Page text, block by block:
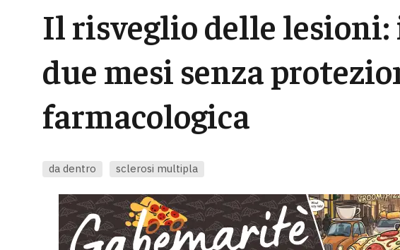
Il risveglio delle lesioni:
due mesi senza
farmacologica
da dentro sclerosi multipla